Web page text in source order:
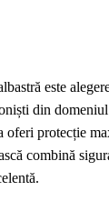
este
din
oferi protecție
combină